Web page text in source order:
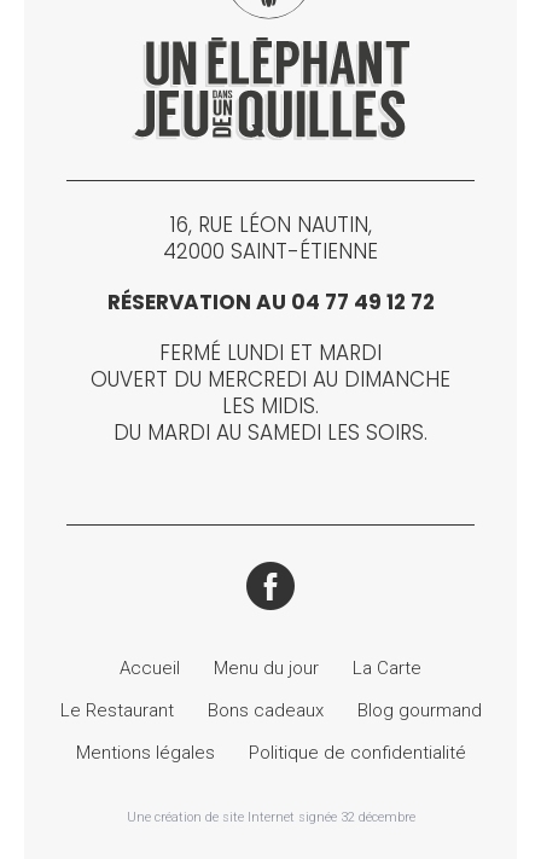
16, RUE LÉON NAUTIN,
42000 SAINT-ÉTIENNE
RÉSERVATION AU 04 77 49 12 72
FERMÉ LUNDI ET MARDI
OUVERT DU MERCREDI AU DIMANCHE
LES MIDIS.
DU MARDI AU SAMEDI LES SOIRS.
Accueil Menu du jour
La Carte
Le Restaurant
Bons cadeaux
Blog gourmand
Mentions légales
Politique de confidentialité
Une création de site Internet signée 32 décembre